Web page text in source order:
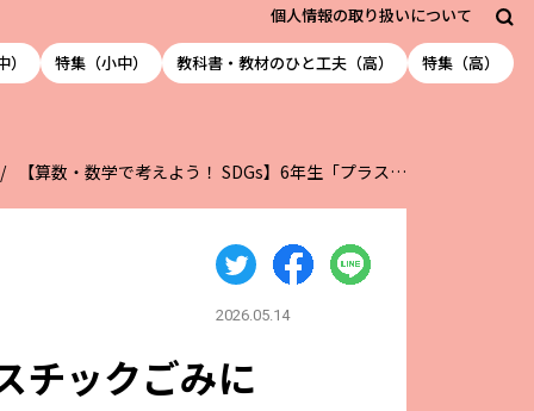
個人情報の取り扱いについて
特集（小中） 教科書・教材のひと工夫（高） 特集（高）
【算数・数学で考えよう！ SDGs】6年生「プラス…
2026.05.14
チックごみに